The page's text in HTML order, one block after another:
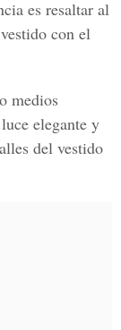
es resaltar al
con el
medios
elegante y
del vestido